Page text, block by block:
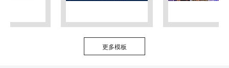
更多模板